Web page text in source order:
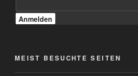
MEIST BESUCHTE SEITEN